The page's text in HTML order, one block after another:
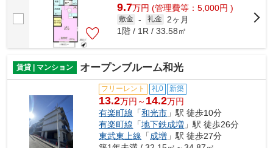
9.7万円 (管理費等：5,000円 )
敷金 - 礼金
2ヶ月
1階 / 1R / 33.58㎡
賃貸 | マンション オープンブルーム和光
フリーレント 礼0 新築
13.2万円～ 14.2万円
有楽町線 「和光市 」駅 徒歩10分
有楽町線 「地下鉄成増 」駅 徒歩26分
東武東上線 「成増 」駅 徒歩27分